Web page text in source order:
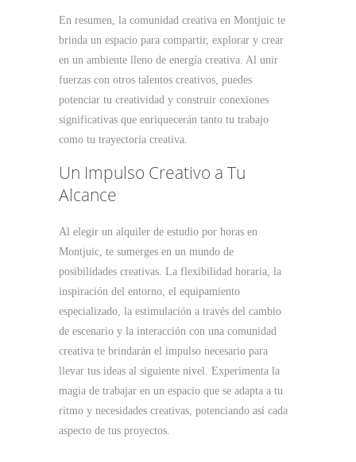
En resumen, la comunidad creativa en Montjuic te
brinda un espacio para compartir, explorar y crear
en un ambiente lleno de energía creativa. Al unir
fuerzas con otros talentos creativos, puedes
potenciar tu creatividad y construir conexiones
significativas que enriquecerán tanto tu trabajo
como tu trayectoria creativa.
Un Impulso Creativo a Tu
Alcance
Al elegir un alquiler de estudio por horas en
Montjuic, te sumerges en un mundo de
posibilidades creativas. La flexibilidad horaria, la
inspiración del entorno, el equipamiento
especializado, la estimulación a través del cambio
de escenario y la interacción con una comunidad
creativa te brindarán el impulso necesario para
llevar tus ideas al siguiente nivel. Experimenta la
magia de trabajar en un espacio que se adapta a tu
ritmo y necesidades creativas, potenciando así cada
aspecto de tus proyectos.